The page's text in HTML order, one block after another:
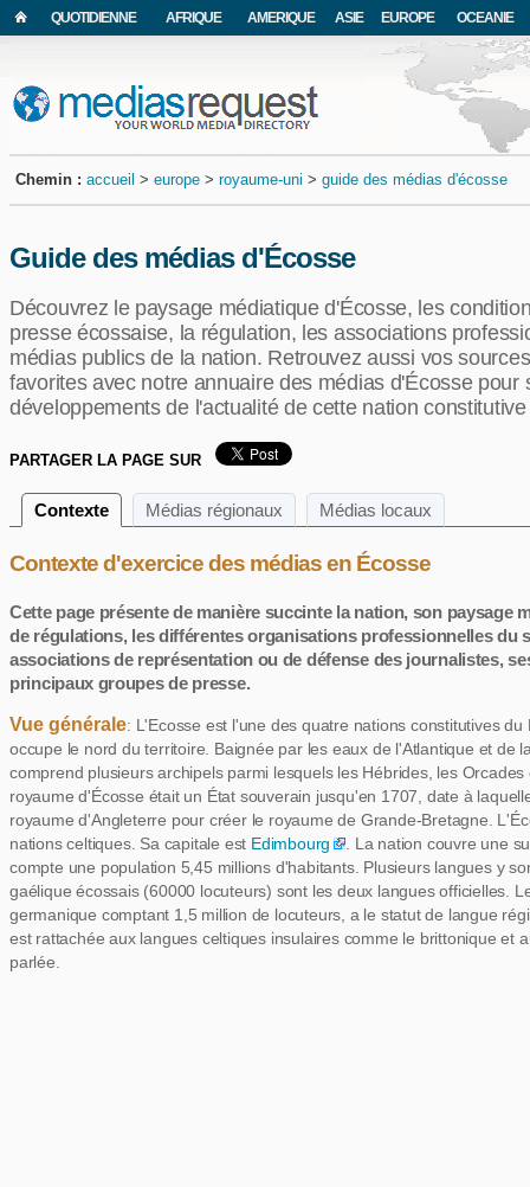
QUOTIDIENNE AFRIQUE AMERIQUE ASIE EUROPE OCEANIE
Chemin : accueil > europe > royaume-uni > guide des médias d'écosse
Guide des médias d'Écosse
Découvrez le paysage médiatique d'Écosse, les
presse écossaise, la régulation, les associations
médias publics de la nation. Retrouvez aussi vos
favorites avec notre annuaire des médias d'Écosse pour
développements de l'actualité de cette nation
PARTAGER LA PAGE SUR
Contexte Médias régionaux Médias locaux
Contexte d'exercice des médias en Écosse
Cette page présente de manière succinte la nation, son paysage
de régulations, les différentes organisations professionnelles du
associations de représentation ou de défense des journalistes,
principaux groupes de presse.
Vue générale: L'Ecosse est l'une des quatre nations constitutives du
occupe le nord du territoire. Baignée par les eaux de l'Atlantique et de
comprend plusieurs archipels parmi lesquels les Hébrides, les
royaume d'Écosse était un État souverain jusqu'en 1707, date à
royaume d'Angleterre pour créer le royaume de Grande-Bretagne.
nations celtiques. Sa capitale est Edimbourg
. La nation couvre une
compte une population 5,45 millions d'habitants. Plusieurs langues y
gaélique écossais (60000 locuteurs) sont les deux langues officielles.
germanique comptant 1,5 million de locuteurs, a le statut de langue
est rattachée aux langues celtiques insulaires comme le brittonique et
parlée.